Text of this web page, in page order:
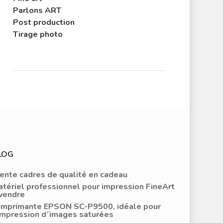
Parlons ART
Post production
Tirage photo
cadres de qualité en cadeau
professionnel pour impression FineArt
EPSON SC-P9500, idéale pour
d’images saturées